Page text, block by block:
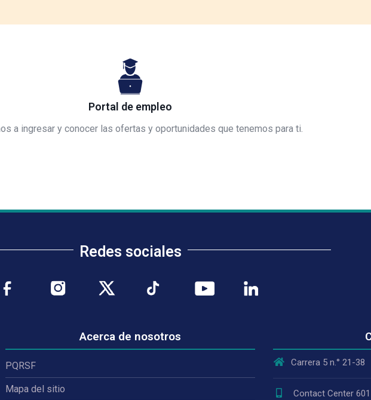
Portal de empleo
a ingresar y conocer las ofertas y oportunidades que tenemos para ti.
Redes sociales
Acerca de nosotros
PQRSF
Mapa del sitio
Carrera 5 n.° 21-38
Contact Center